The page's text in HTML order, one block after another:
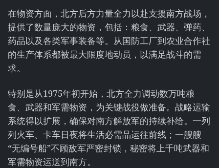
在物资方面，北方后方力量全力以赴支援南方战场，
提供了数量庞大的物资，包括：粮食、武器、弹药、
药品以及各类军事装备等。从国防工厂到农业合作社
的生产体系都被最大限度地动员，以满足战斗的需
求。
特别是从1975年初开始，北方全力调动数万吨粮
食、武器和军需物资，为关键战役做准备。战略运输
系统得以扩展，确保对南方解放军的持续补给。一列
列火车、卡车日夜将生活必需品运往前线；一艘艘
“无编号船”不顾敌军严密封锁，秘密将上千吨武器和
军需物资运送到南方。